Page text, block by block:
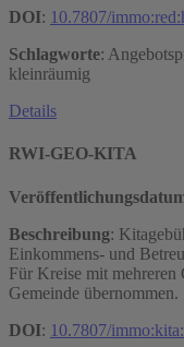
DOI: 10.7807/
Schlagworte:
kleinräumig
Details
RWI-GEO-KITA
Beschreibung:
Einkommens- und
Für Kreise mit mehreren
Gemeinde übernommen.
DOI: 10.7807/